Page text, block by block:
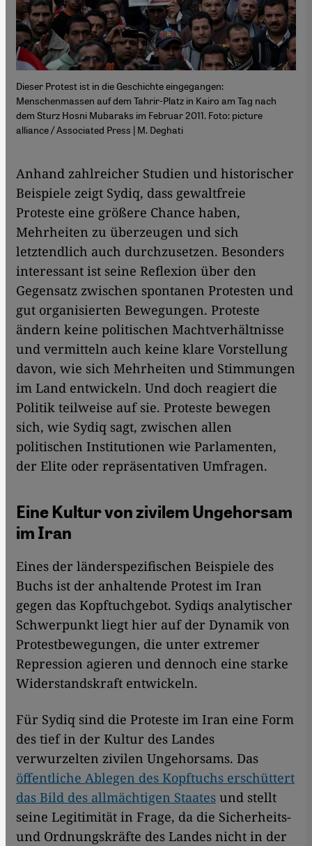
Dieser Protest ist in die Geschichte eingegangen:
Menschenmassen auf dem Tahrir-Platz in Kairo am Tag nach
dem Sturz Hosni Mubaraks im Februar 2011. Foto: picture
alliance / Associated Press | M. Deghati
Anhand zahlreicher Studien und historischer
Beispiele zeigt Sydiq, dass gewaltfreie
Proteste eine größere Chance haben,
Mehrheiten zu überzeugen und sich
letztendlich auch durchzusetzen. Besonders
interessant ist seine Reflexion über den
Gegensatz zwischen spontanen Protesten und
gut organisierten Bewegungen. Proteste
ändern keine politischen Machtverhältnisse
und vermitteln auch keine klare Vorstellung
davon, wie sich Mehrheiten und Stimmungen
im Land entwickeln. Und doch reagiert die
Politik teilweise auf sie. Proteste bewegen
sich, wie Sydiq sagt, zwischen allen
politischen Institutionen wie Parlamenten,
der Elite oder repräsentativen Umfragen.
Eine Kultur von zivilem Ungehorsam
im Iran
Eines der länderspezifischen Beispiele des
Buchs ist der anhaltende Protest im Iran
gegen das Kopftuchgebot. Sydiqs analytischer
Schwerpunkt liegt hier auf der Dynamik von
Protestbewegungen, die unter extremer
Repression agieren und dennoch eine starke
Widerstandskraft entwickeln.
Für Sydiq sind die Proteste im Iran eine Form
des tief in der Kultur des Landes
verwurzelten zivilen Ungehorsams. Das
öffentliche Ablegen des Kopftuchs erschüttert
das Bild des allmächtigen Staates und stellt
seine Legitimität in Frage, da die Sicherheits-
und Ordnungskräfte des Landes nicht in der